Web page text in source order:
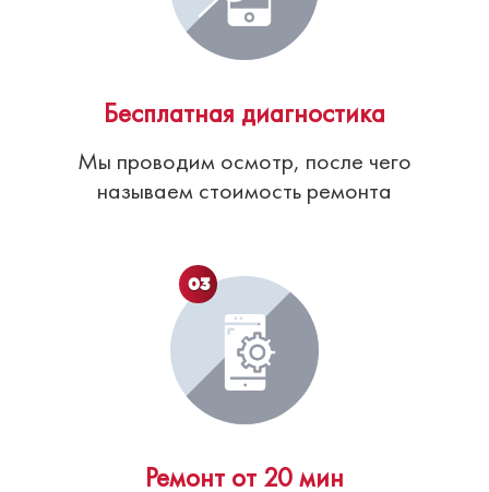
Бесплатная диагностика
Мы проводим осмотр, после чего
называем стоимость ремонта
03
Ремонт от 20 мин